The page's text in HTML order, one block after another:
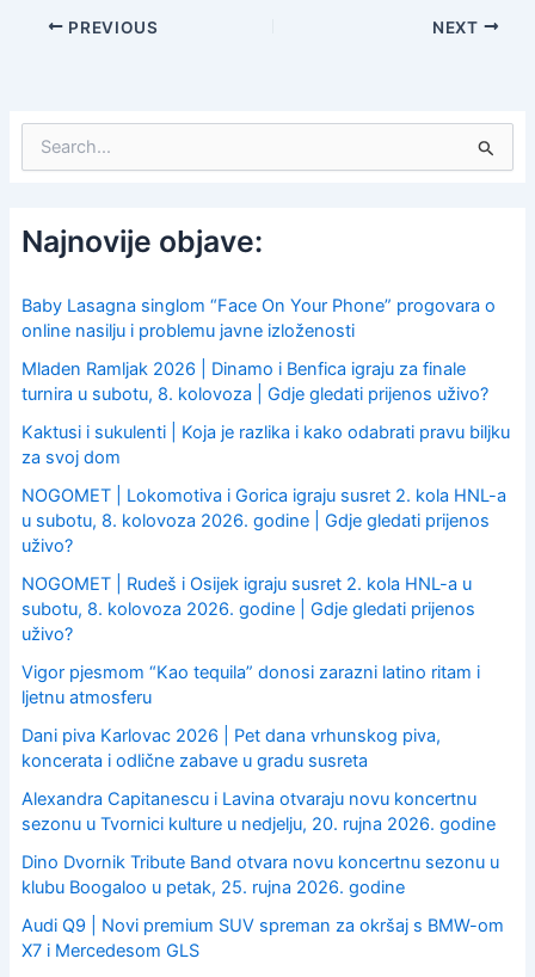
PREVIOUS NEXT
c
h
o
r
Najnovije objave:
Baby Lasagna singlom “Face On Your Phone” progovara o
online nasilju i problemu javne izloženosti
Mladen Ramljak 2026 | Dinamo i Benfica igraju za finale
turnira u subotu, 8. kolovoza | Gdje gledati prijenos uživo?
Kaktusi i sukulenti | Koja je razlika i kako odabrati pravu biljku
za svoj dom
NOGOMET | Lokomotiva i Gorica igraju susret 2. kola HNL-a
u subotu, 8. kolovoza 2026. godine | Gdje gledati prijenos
uživo?
NOGOMET | Rudeš i Osijek igraju susret 2. kola HNL-a u
subotu, 8. kolovoza 2026. godine | Gdje gledati prijenos
uživo?
Vigor pjesmom “Kao tequila” donosi zarazni latino ritam i
ljetnu atmosferu
Dani piva Karlovac 2026 | Pet dana vrhunskog piva,
koncerata i odlične zabave u gradu susreta
Alexandra Capitanescu i Lavina otvaraju novu koncertnu
sezonu u Tvornici kulture u nedjelju, 20. rujna 2026. godine
Dino Dvornik Tribute Band otvara novu koncertnu sezonu u
klubu Boogaloo u petak, 25. rujna 2026. godine
Audi Q9 | Novi premium SUV spreman za okršaj s BMW-om
X7 i Mercedesom GLS